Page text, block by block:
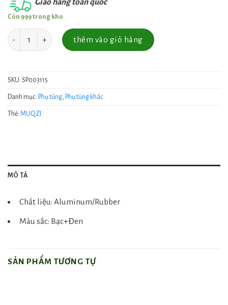
Còn 999 trong kho
Số lượng
thêm vào giỏ hàng
SKU: SP003115
Danh mục: Phụ tùng, Phụ tùng khác
Thẻ: MUQZI
MÔ TẢ
Chất liệu: Aluminum/Rubber
Màu sắc: Bạc+Đen
SẢN PHẨM TƯƠNG TỰ